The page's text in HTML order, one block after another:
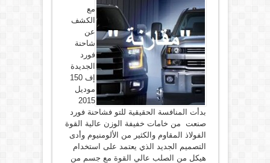
مع
الكشف
عن
شاحنة
فورد
الجديدة
إف 150
موديل
2015
بدأت المنافسة الحقيقية للتو فشاحنة فورد
صنعت من خامات خفيفة الوزن عالية القوة
الفولاذ المقاوم والكثير من الألومنيوم وأدى
التصميم الجديد الذي يعتمد على استخدام
هيكل من الصلب عالي القوة مع جسم من